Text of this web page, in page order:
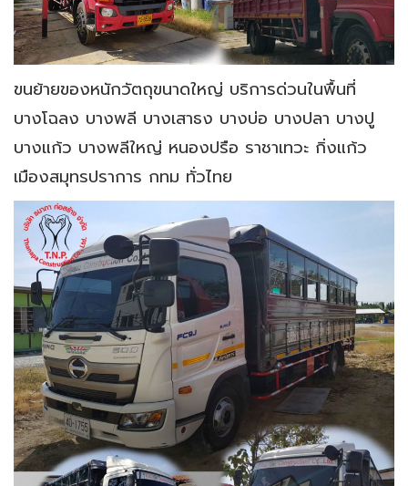
ขนย้ายของหนักวัตถุขนาดใหญ่ บริการด่วนในพื้นที่
บางโฉลง บางพลี บางเสาธง บางบ่อ บางปลา บางปู
บางแก้ว บางพลีใหญ่ หนองปรือ ราชาเทวะ กิ่งแก้ว
เมืองสมุทรปราการ กทม ทั่วไทย